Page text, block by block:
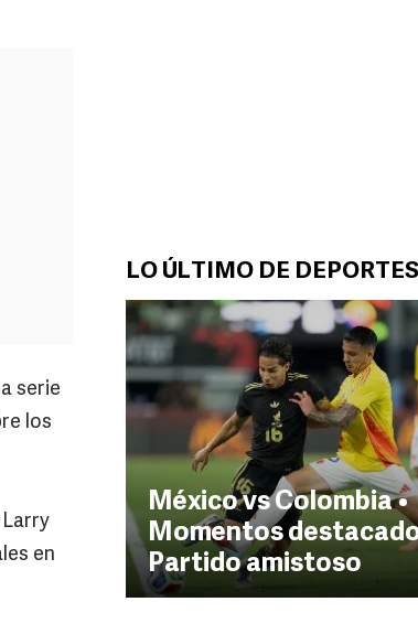
LO ÚLTIMO DE DEPORTES
México vs Colombia •
Momentos
Partido amistoso
serie
los
en